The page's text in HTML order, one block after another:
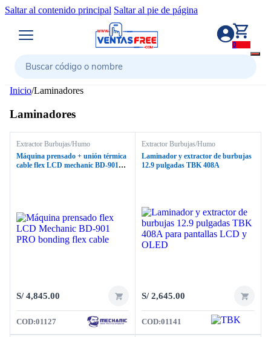
Saltar al contenido principal Saltar al pie de página
Buscar
0
Inicio/Laminadores
Laminadores
Extractor Burbujas/Humo
Máquina prensado + unión térmica
cable flex LCD mechanic BD-901
S/4,845.00
COD:01127
Extractor Burbujas/Humo
Laminador y extractor de burbujas
12.9 pulgadas TBK 408A
S/2,645.00
COD:01141